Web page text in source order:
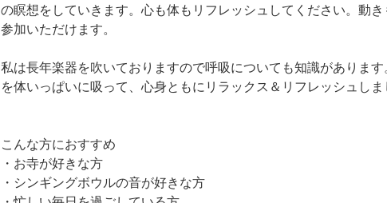
の瞑想をしていきます。心も体もリフレッシュしてください。動
参加いただけます。
私は長年楽器を吹いておりますので呼吸についても知識がありま
を体いっぱいに吸って、心身ともにリラックス＆リフレッシュしま
​こんな方におすすめ
・お寺が好きな方
​・シンギングボウルの音が好きな方